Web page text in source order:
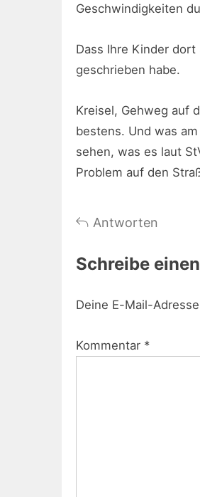
Geschwindigkeiten
Dass Ihre Kinder
geschrieben habe.
Kreisel, Gehweg auf
bestens. Und was
sehen, was es laut
Problem auf den
Antworten
Schreibe
Deine E-Mail-
Kommentar *